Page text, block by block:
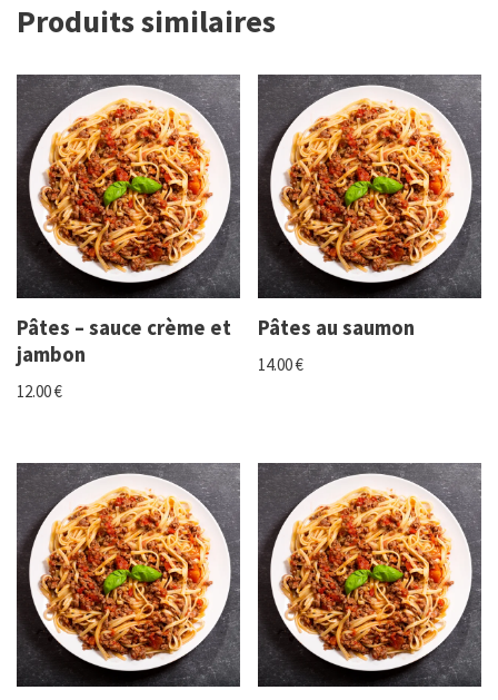
Produits similaires
Pâtes – sauce crème et
jambon
12.00€
Pâtes au saumon
14.00€